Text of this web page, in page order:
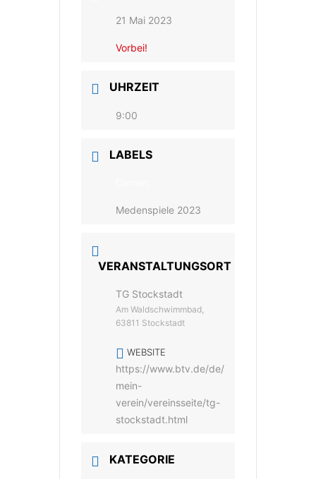
21 Mai 2023
Vorbei!
UHRZEIT
9:00
LABELS
Medenspiele 2023
VERANSTALTUNGSORT
TG Stockstadt
Am Waldschwimmbad,
63811 Stockstadt
WEBSITE
https://www.btv.de/de/
mein-
verein/vereinsseite/tg-
stockstadt.html
KATEGORIE